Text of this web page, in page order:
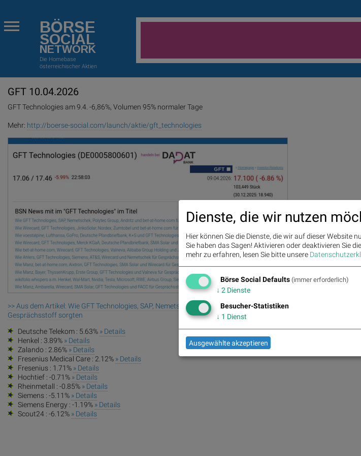
BÖRSE
SOCIAL
NETWORK
Die Homebase
österreichischer Aktien
GFT 10.04.2026
GFT Technologies am 9.4. -6,86%, Volumen 95% normaler Tage
Mehr: http://boerse-social.com/launch/aktie/gft_technologies
>> Aus dem Artikel: Wie GFT Technologies, SAP, Nemetschek, Polytec Group, Andritz und bet-at-home.com für
Gesprächsstoff sorgten
Deutsche Telekom : 5.63% » Details
Henkel : 3.89% » Details
Zalando : 2.86% » Details
Fresenius Medical Care : 2.12% » Details
Fresenius : 1.71% » Details
Hochtief : -0.71% » Details
Rheinmetall : -0.85% » Details
Siemens : -5.11% » Details
Siemens Energy : -1.19% » Details
Scout24 : -6.12% » Details
Dienste, die wir nutzen
Hier können Sie die Dienste, die wir auf dieser Website
Sie haben das Sagen! Aktivieren oder deaktivieren Sie
mehr zu erfahren, lesen Sie bitte unsere
Börse Social Defaults (immer erforderlich)
↓ 2 Dienste
Besucher-Statistiken
↓ 1 Dienst
Ausgewählte akzeptieren